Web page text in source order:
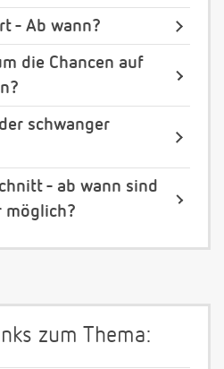
- Ab wann?
die Chancen auf
schwanger
- ab wann sind
möglich?
zum Thema: